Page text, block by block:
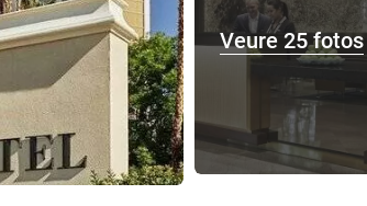
Veure 25 fotos